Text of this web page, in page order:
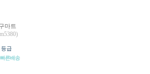
마트
등급
빠른배송